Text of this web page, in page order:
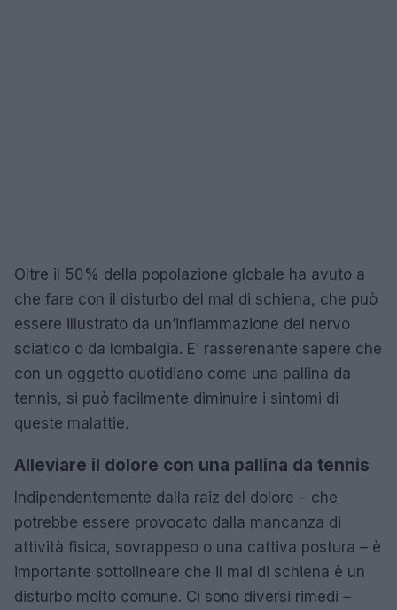
Oltre il 50% della popolazione globale ha avuto a
che fare con il disturbo del mal di schiena, che può
essere illustrato da un’infiammazione del nervo
sciatico o da lombalgia. E’ rasserenante sapere che
con un oggetto quotidiano come una pallina da
tennis, si può facilmente diminuire i sintomi di
queste malattie.
Alleviare il dolore con una pallina da tennis
Indipendentemente dalla raiz del dolore – che
potrebbe essere provocato dalla mancanza di
attività fisica, sovrappeso o una cattiva postura – è
importante sottolineare che il mal di schiena è un
disturbo molto comune. Ci sono diversi rimedi –